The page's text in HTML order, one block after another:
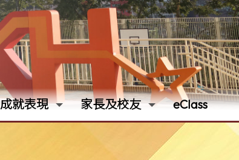
成就表現 家長及校友 eClass